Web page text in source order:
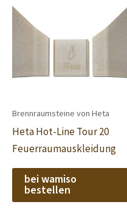
Brennraumsteine von Heta
Heta Hot-Line Tour 20
Feuerraumauskleidung
bei wamiso
bestellen